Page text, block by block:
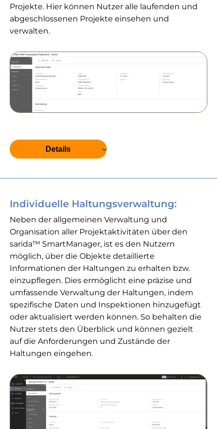
Projekte. Hier können Nutzer alle laufenden und
abgeschlossenen Projekte einsehen und
verwalten.
Details
Individuelle Haltungsverwaltung:
Neben der allgemeinen Verwaltung und
Organisation aller Projektaktivitäten über den
sarida™ SmartManager, ist es den Nutzern
möglich, über die Objekte detaillierte
Informationen der Haltungen zu erhalten bzw.
einzupflegen. Dies ermöglicht eine präzise und
umfassende Verwaltung der Haltungen, indem
spezifische Daten und Inspektionen hinzugefügt
oder aktualisiert werden können. So behalten die
Nutzer stets den Überblick und können gezielt
auf die Anforderungen und Zustände der
Haltungen eingehen.